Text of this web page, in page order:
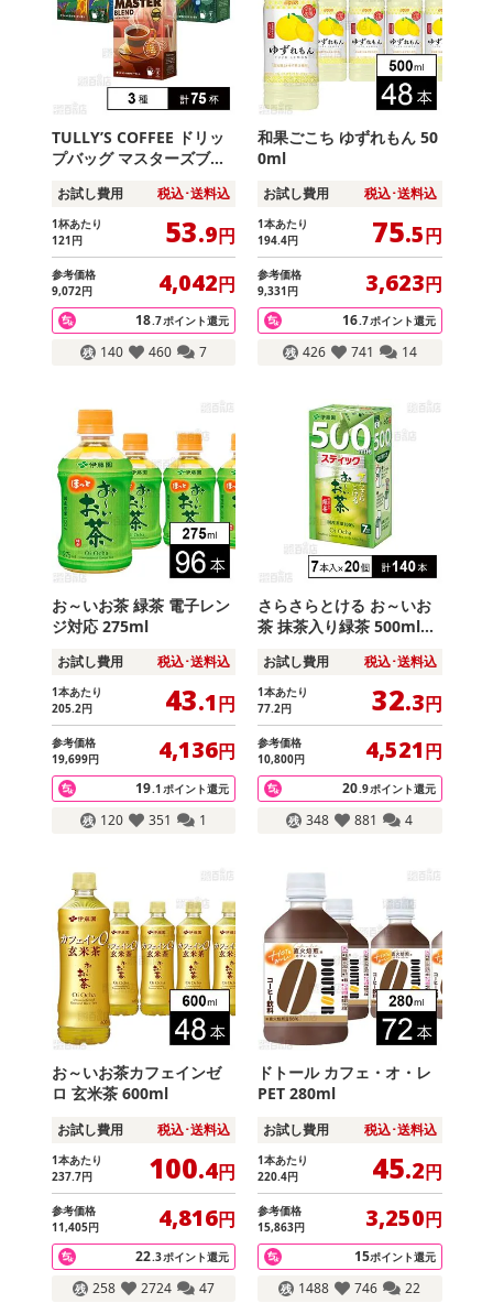
TULLY’S COFFEE ドリッ
プバッグ マスターズブレ
ブラジル
お試し費用 税込･送料込
1杯あたり
121円 53.9円
参考価格
9,072円 4,042円
18.7ポイント還元
140 460 7
和果ごこち ゆずれもん 50
0ml
お試し費用 税込･送料込
1本あたり
194.4円 75.5円
参考価格
9,331円 3,623円
16.7ポイント還元
426 741 14
お～いお茶 緑茶 電子レン
ジ対応 275ml
お試し費用 税込･送料込
1本あたり
205.2円 43.1円
参考価格
19,699円 4,136円
19.1ポイント還元
120 351 1
さらさらとける お～いお
茶 抹茶入り緑茶 500ml用
お試し費用 税込･送料込
1本あたり
77.2円 32.3円
参考価格
10,800円 4,521円
20.9ポイント還元
348 881 4
お～いお茶カフェインゼ
ロ 玄米茶 600ml
お試し費用 税込･送料込
1本あたり
237.7円 100.4円
参考価格
11,405円 4,816円
22.3ポイント還元
258 2724 47
ドトール カフェ・オ・レ
PET 280ml
お試し費用 税込･送料込
1本あたり
220.4円 45.2円
参考価格
15,863円 3,250円
15ポイント還元
1488 746 22